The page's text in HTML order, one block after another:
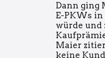
Dann ging
E-PKWs
würde und
Maier
keine